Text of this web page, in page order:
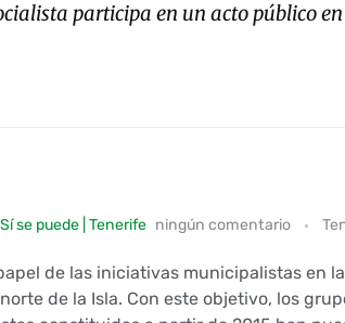
participa en un acto público
Sí se puede | Tenerife ningún comentario
de las iniciativas municipalistas en
de la Isla. Con este objetivo, los